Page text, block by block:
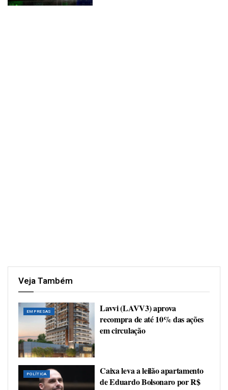
Veja Também
EMPRESAS
Lavvi (LAVV3) aprova
recompra de até 10% das ações
em circulação
POLÍTICA
Caixa leva a leilão apartamento
de Eduardo Bolsonaro por R$